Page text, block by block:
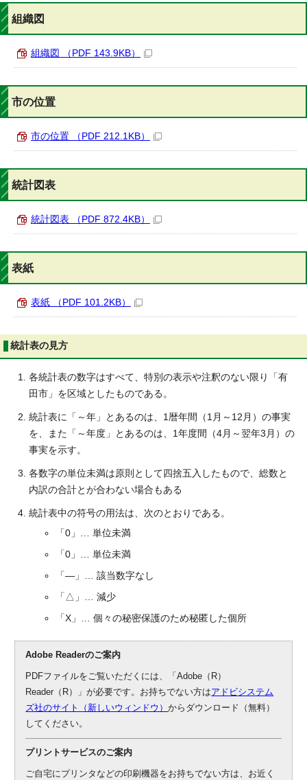
組織図
組織図 （PDF 143.9KB）
市の位置
市の位置 （PDF 212.1KB）
統計図表
統計図表 （PDF 872.4KB）
表紙
表紙 （PDF 101.2KB）
統計表の見方
各統計表の数字はすべて、特別の表示や注釈のない限り「有
田市」を区域としたものである。
統計表に「～年」とあるのは、1暦年間（1月～12月）の事実
を、また「～年度」とあるのは、1年度間（4月～翌年3月）の
事実を示す。
各数字の単位未満は原則として四捨五入したもので、総数と
内訳の合計とが合わない場合もある
統計表中の符号の用法は、次のとおりである。
「0」… 単位未満
「0」… 単位未満
「―」… 該当数字なし
「△」… 減少
「X」… 個々の秘密保護のため秘匿した個所
Adobe Readerのご案内
PDFファイルをご覧いただくには、「Adobe（R）
Reader（R）」が必要です。お持ちでない方はアドビシステム
ズ社のサイト（新しいウィンドウ）からダウンロード（無料）
してください。
プリントサービスのご案内
ご自宅にプリンタなどの印刷機器をお持ちでない方は、お近く